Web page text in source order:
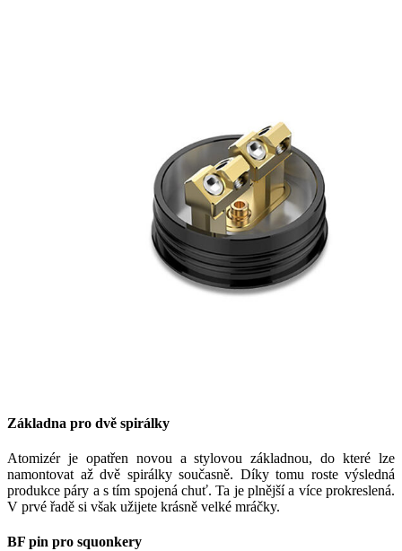
Základna pro dvě spirálky
Atomizér je opatřen novou a stylovou základnou, do které lze
namontovat až dvě spirálky současně. Díky tomu roste výsledná
produkce páry a s tím spojená chuť. Ta je plnější a více prokreslená.
V prvé řadě si však užijete krásně velké mráčky.
BF pin pro squonkery